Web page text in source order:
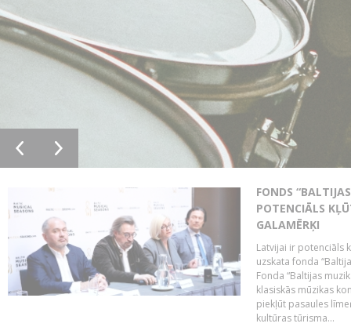
FONDS
POTENCIĀLS
GALAMĒRĶI
Latvijai ir potenciāls
uzskata fonda
Fonda “Baltijas
klasiskās mūzikas
piekļūt pasaules
kultūras tūrisma...